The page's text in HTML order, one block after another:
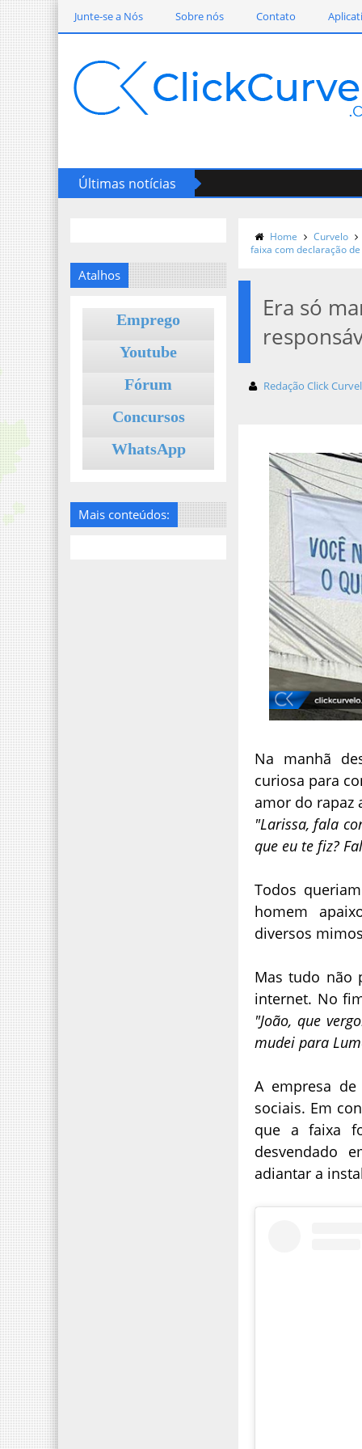
Junte-se a Nós Sobre nós Contato
Últimas notícias
Atalhos
Emprego
Youtube
Fórum
Concursos
WhatsApp
Mais conteúdos:
Home
Curvelo
faixa com declaração
Era só
Redação Click
Na manhã
curiosa para
amor do rapaz
"Larissa, fala
que eu te fiz?
Todos
homem
diversos
Mas tudo não
internet. No
"João, que
mudei para
A empresa
sociais. Em
que a faixa
desvendado
adiantar a